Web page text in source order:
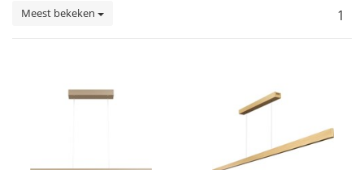
Meest bekeken 1